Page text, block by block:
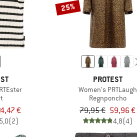
€
5,0(2)
25%
PROTEST
Women's PRTLaugh
Regnponcho
79,95 € 59,96 €
4,8(4)